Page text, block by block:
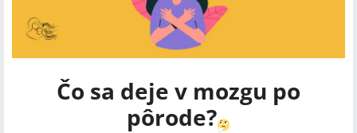
Čo sa deje v mozgu po
pôrode?